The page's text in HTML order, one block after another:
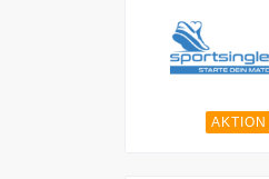
AKTION